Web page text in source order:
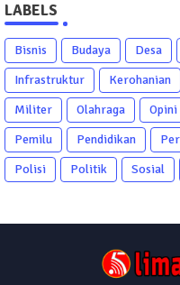
LABELS
Bisnis Budaya Desa
Infrastruktur
Kerohanian
Militer
Olahraga Opini
Pemilu
Pendidikan
Polisi
Politik Sosial